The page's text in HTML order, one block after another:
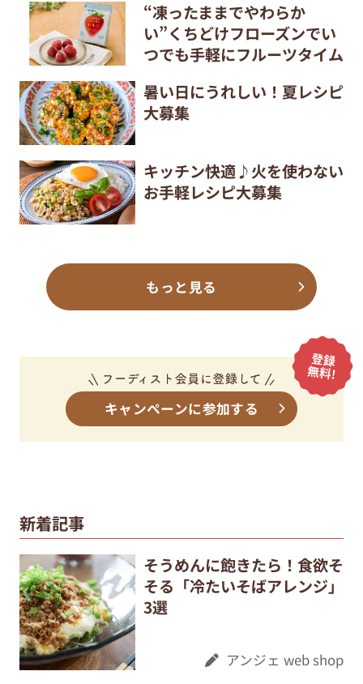
“凍ったままでやわらか
い”くちどけフローズンでい
つでも手軽にフルーツタイム
暑い日にうれしい！夏レシピ
大募集
キッチン快適♪火を使わない
お手軽レシピ大募集
もっと見る
キャンペーンに参加する
新着記事
そうめんに飽きたら！食欲そ
そる「冷たいそばアレンジ」
3選
アンジェ web shop